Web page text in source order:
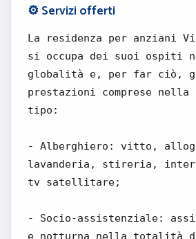
⚙️ Servizi offerti
La residenza per anziani
si occupa dei suoi ospiti
globalità e, per far ciò,
prestazioni comprese
tipo:
- Alberghiero: vitto,
lavanderia, stireria,
tv satellitare;
- Socio-assistenziale:
e notturna nella totalità